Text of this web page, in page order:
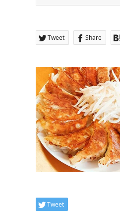
Tweet Share
Tweet